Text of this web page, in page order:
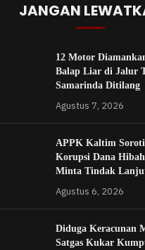
JANGAN
12 Motor
Balap Liar di Jalur
Samarinda Ditilang
Agustus 7, 2026
APPK Kaltim
Korupsi Dana
Minta Tindak
Agustus 6, 2026
Diduga Keracunan
Satgas Kukar